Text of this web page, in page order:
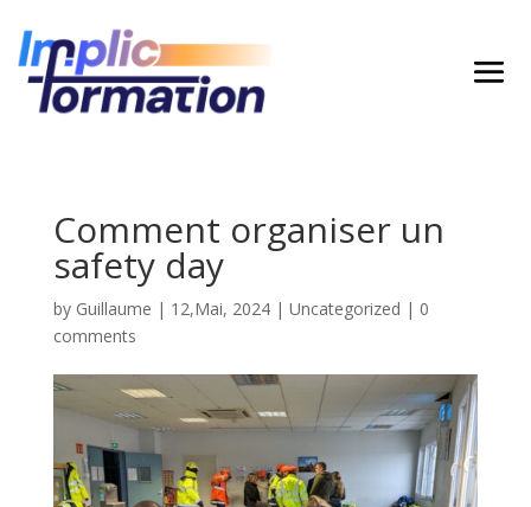
Comment organiser un
safety day
by Guillaume | 12,Mai, 2024| Uncategorized | 0
comments